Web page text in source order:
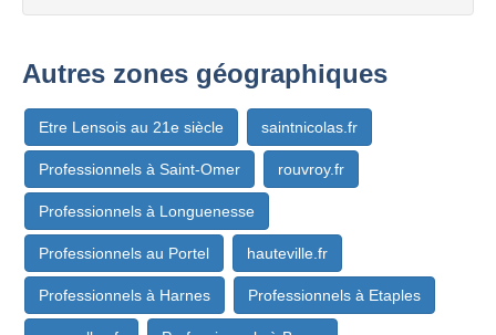
Autres zones géographiques
Etre Lensois au 21e siècle saintnicolas.fr
Professionnels à Saint-Omer rouvroy.fr
Professionnels à Longuenesse
Professionnels au Portel hauteville.fr
Professionnels à Harnes Professionnels à Etaples